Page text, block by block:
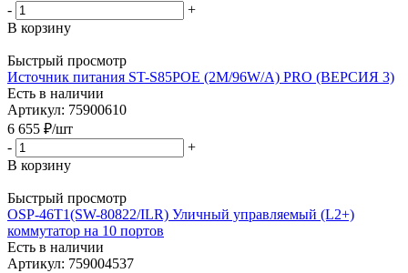
-
+
В корзину
Быстрый просмотр
Источник питания ST-S85POE (2M/96W/А) PRO (ВЕРСИЯ 3)
Есть в наличии
Артикул: 75900610
6 655 ₽/шт
-
+
В корзину
Быстрый просмотр
OSP-46T1(SW-80822/ILR) Уличный управляемый (L2+)
коммутатор на 10 портов
Есть в наличии
Артикул: 759004537